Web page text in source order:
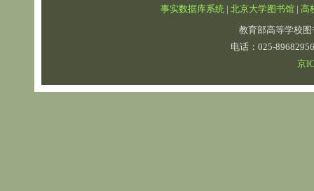
事实数据库系统| 北京大学图书馆| 高
教育部高等学校
电话：025-
京